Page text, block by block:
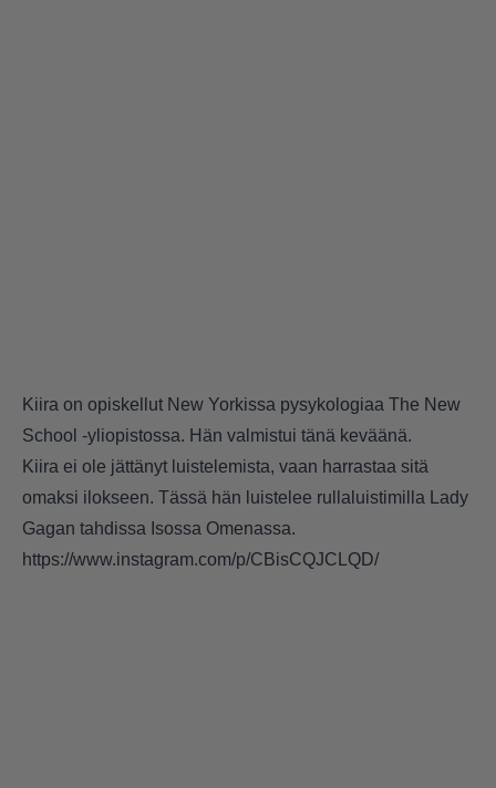
Kiira on opiskellut New Yorkissa pysykologiaa The New
School -yliopistossa. Hän valmistui tänä keväänä.
Kiira ei ole jättänyt luistelemista, vaan harrastaa sitä
omaksi ilokseen. Tässä hän luistelee rullaluistimilla Lady
Gagan tahdissa Isossa Omenassa.
https://www.instagram.com/p/CBisCQJCLQD/